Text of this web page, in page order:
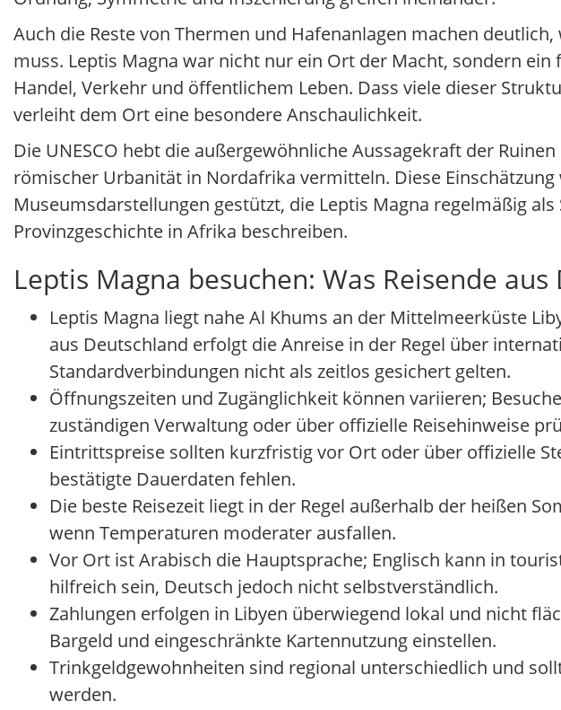
Auch die Reste von Thermen und Hafenanlagen machen
muss. Leptis Magna war nicht nur ein Ort der Macht, sondern
Handel, Verkehr und öffentlichem Leben. Dass viele dieser
verleiht dem Ort eine besondere Anschaulichkeit.
Die UNESCO hebt die außergewöhnliche Aussagekraft der
römischer Urbanität in Nordafrika vermitteln. Diese
Museumsdarstellungen gestützt, die Leptis Magna regelmäßig
Provinzgeschichte in Afrika beschreiben.
Leptis Magna besuchen: Was Reisende
Leptis Magna liegt nahe Al Khums an der Mittelmeerküste
aus Deutschland erfolgt die Anreise in der Regel über
Standardverbindungen nicht als zeitlos gesichert gelten.
Öffnungszeiten und Zugänglichkeit können variieren;
zuständigen Verwaltung oder über offizielle Reisehinweise
Eintrittspreise sollten kurzfristig vor Ort oder über offizielle
bestätigte Dauerdaten fehlen.
Die beste Reisezeit liegt in der Regel außerhalb der heißen
wenn Temperaturen moderater ausfallen.
Vor Ort ist Arabisch die Hauptsprache; Englisch kann in
hilfreich sein, Deutsch jedoch nicht selbstverständlich.
Zahlungen erfolgen in Libyen überwiegend lokal und nicht
Bargeld und eingeschränkte Kartennutzung einstellen.
Trinkgeldgewohnheiten sind regional unterschiedlich und
werden.